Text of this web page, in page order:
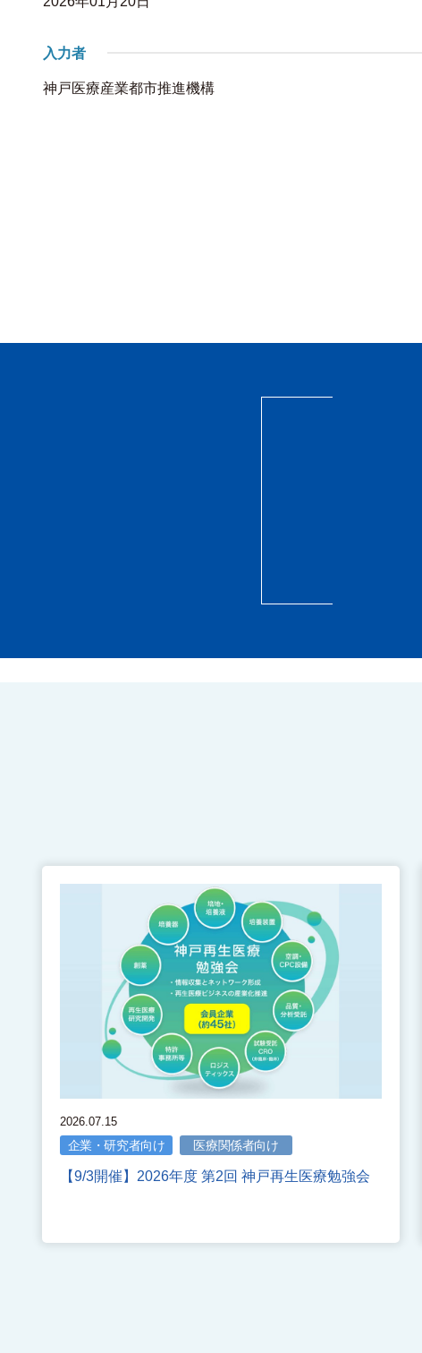
入力者
神戸医療産業都市推進機構
2026.07.15
企業・研究者向け 医療関係者向け
【9/3開催】2026年度 第2回 神戸再生医療勉強会